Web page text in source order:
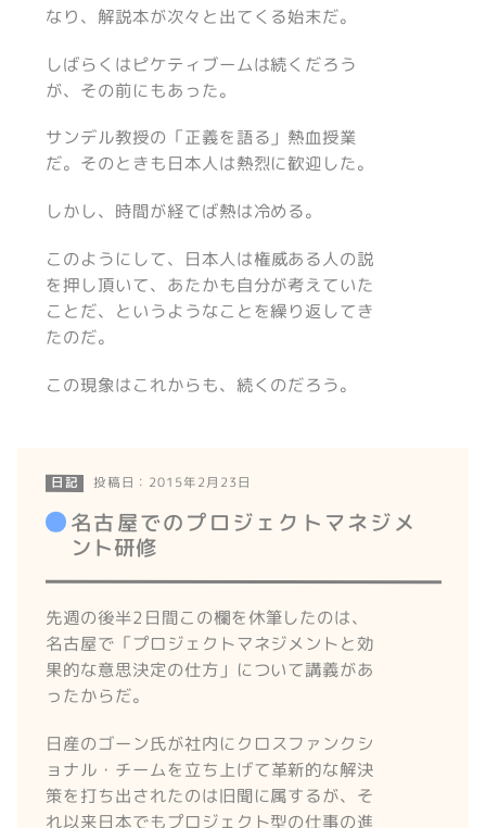
なり、解説本が次々と出てくる始末だ。
しばらくはピケティブームは続くだろう
が、その前にもあった。
サンデル教授の「正義を語る」熱血授業
だ。そのときも日本人は熱烈に歓迎した。
しかし、時間が経てば熱は冷める。
このようにして、日本人は権威ある人の説
を押し頂いて、あたかも自分が考えていた
ことだ、というようなことを繰り返してき
たのだ。
この現象はこれからも、続くのだろう。
日記 投稿日：2015年2月23日
名古屋でのプロジェクトマネジメ
ント研修
先週の後半2日間この欄を休筆したのは、
名古屋で「プロジェクトマネジメントと効
果的な意思決定の仕方」について講義があ
ったからだ。
日産のゴーン氏が社内にクロスファンクシ
ョナル・チームを立ち上げて革新的な解決
策を打ち出されたのは旧聞に属するが、そ
れ以来日本でもプロジェクト型の仕事の進